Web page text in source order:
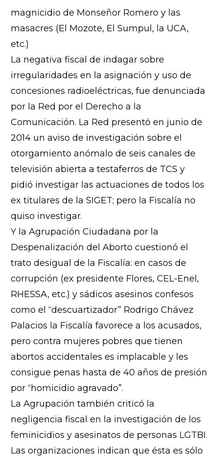
magnicidio de Monseñor Romero y las
masacres (El Mozote, El Sumpul, la UCA,
etc.)
La negativa fiscal de indagar sobre
irregularidades en la asignación y uso de
concesiones radioeléctricas, fue denunciada
por la Red por el Derecho a la
Comunicación. La Red presentó en junio de
2014 un aviso de investigación sobre el
otorgamiento anómalo de seis canales de
televisión abierta a testaferros de TCS y
pidió investigar las actuaciones de todos los
ex titulares de la SIGET; pero la Fiscalía no
quiso investigar.
Y la Agrupación Ciudadana por la
Despenalización del Aborto cuestionó el
trato desigual de la Fiscalía: en casos de
corrupción (ex presidente Flores, CEL-Enel,
RHESSA, etc.) y sádicos asesinos confesos
como el “descuartizador” Rodrigo Chávez
Palacios la Fiscalía favorece a los acusados,
pero contra mujeres pobres que tienen
abortos accidentales es implacable y les
consigue penas hasta de 40 años de presión
por “homicidio agravado”.
La Agrupación también criticó la
negligencia fiscal en la investigación de los
feminicidios y asesinatos de personas LGTBI.
Las organizaciones indican que ésta es sólo